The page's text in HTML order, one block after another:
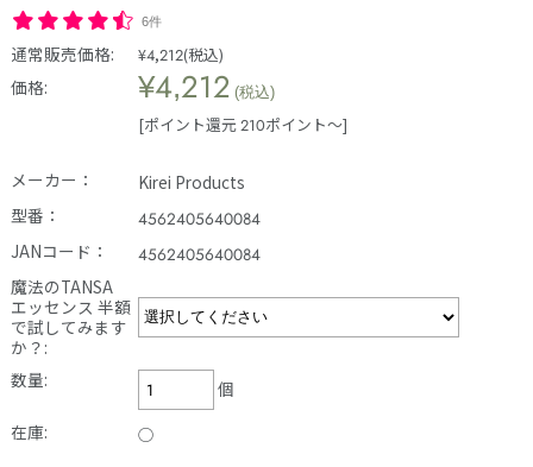
6件
通常販売価格: ¥4,212(税込)
価格: ¥4,212 (税込)
[ポイント還元 210ポイント～]
メーカー：
Kirei Products
型番：
4562405640084
JANコード：
4562405640084
魔法のTANSA
エッセンス 半額
で試してみます
か？:
数量:
個
在庫:
○